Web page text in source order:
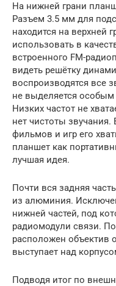
На нижней грани
Разъем 3.5 мм для
находится на верхней
использовать в
встроенного FM-
видеть решётку
воспроизводятся все
не выделяется особым
Низких частот не
нет чистоты
фильмов и игр его
планшет как
лучшая идея.
Почти вся задняя
из алюминия.
нижней частей, под
радиомодули связи.
расположен объектив
выступает над
Подводя итог по